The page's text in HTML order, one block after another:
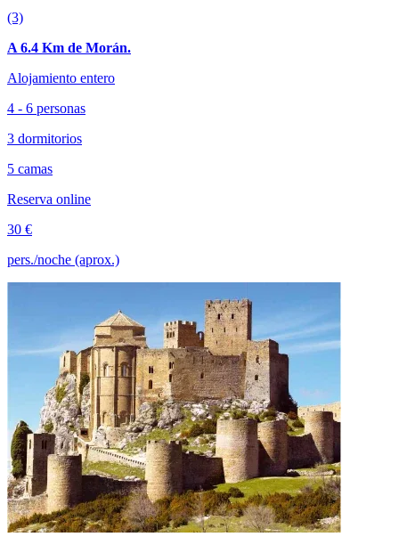
(3)
A 6.4 Km de Morán.
Alojamiento entero
4 - 6 personas
3 dormitorios
5 camas
Reserva online
30 €
pers./noche (aprox.)